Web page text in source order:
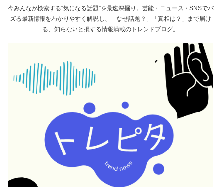
今みんなが検索する“気になる話題”を最速深掘り。芸能・ニュース・SNSでバ
ズる最新情報をわかりやすく解説し、「なぜ話題？」「真相は？」まで届け
る、知らないと損する情報満載のトレンドブログ。